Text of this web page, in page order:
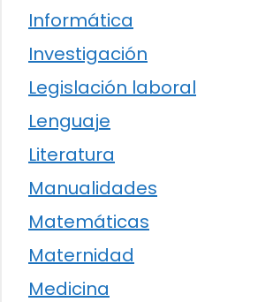
Informática
Investigación
Legislación laboral
Lenguaje
Literatura
Manualidades
Matemáticas
Maternidad
Medicina